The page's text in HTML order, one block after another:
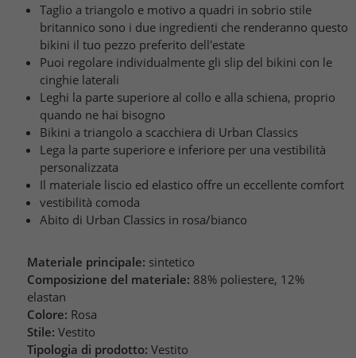
Taglio a triangolo e motivo a quadri in sobrio stile
britannico sono i due ingredienti che renderanno questo
bikini il tuo pezzo preferito dell'estate
Puoi regolare individualmente gli slip del bikini con le
cinghie laterali
Leghi la parte superiore al collo e alla schiena, proprio
quando ne hai bisogno
Bikini a triangolo a scacchiera di Urban Classics
Lega la parte superiore e inferiore per una vestibilità
personalizzata
Il materiale liscio ed elastico offre un eccellente comfort
vestibilità comoda
Abito di Urban Classics in rosa/bianco
Materiale principale: sintetico
Composizione del materiale: 88% poliestere, 12%
elastan
Colore: Rosa
Stile: Vestito
Tipologia di prodotto: Vestito